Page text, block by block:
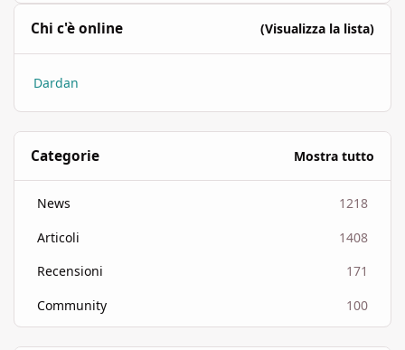
Chi c'è online (Visualizza la lista)
Dardan
Categorie Mostra tutto
News
1218
Articoli
1408
Recensioni
171
Community
100